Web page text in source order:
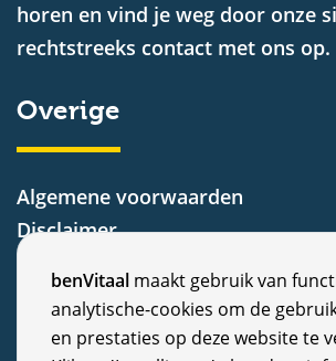
C
o
benVitaal maakt gebruik van
analytische-cookies om de
en prestaties op deze website te
horen en vind je weg door onze
rechtstreeks contact met ons op.
Overige
Algemene voorwaarden
Disclaimer
Cookiebeleid
Nieuws